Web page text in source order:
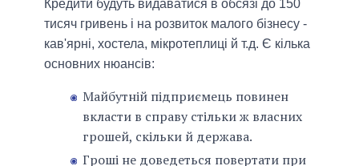
Кредити будуть видаватися в обсязі до 150
тисяч гривень і на розвиток малого бізнесу -
кав'ярні, хостела, мікротеплиці й т.д. Є кілька
основних нюансів:
Майбутній підприємець повинен
вкласти в справу стільки ж власних
грошей, скільки й держава.
Гроші не доведеться повертати при